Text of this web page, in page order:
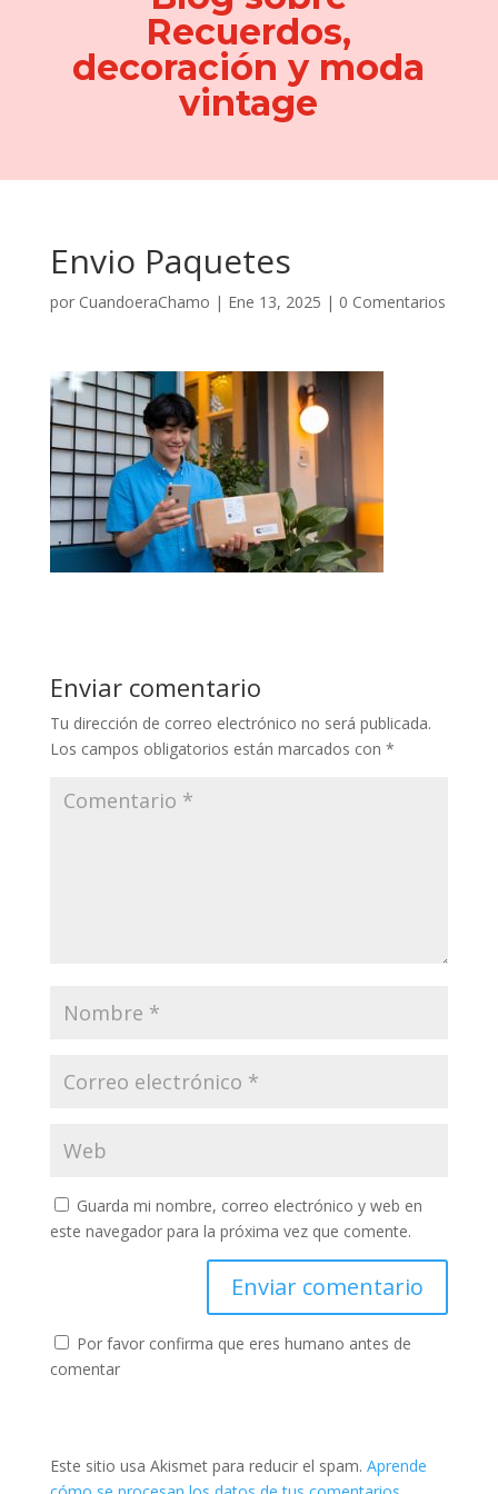
Recuerdos,
decoración y moda
vintage
Envio Paquetes
por CuandoeraChamo | Ene 13, 2025 | 0 Comentarios
Enviar comentario
Tu dirección de correo electrónico no será publicada.
Los campos obligatorios están marcados con *
Guarda mi nombre, correo electrónico y web en
este navegador para la próxima vez que comente.
Por favor confirma que eres humano antes de
comentar
Este sitio usa Akismet para reducir el spam. Aprende